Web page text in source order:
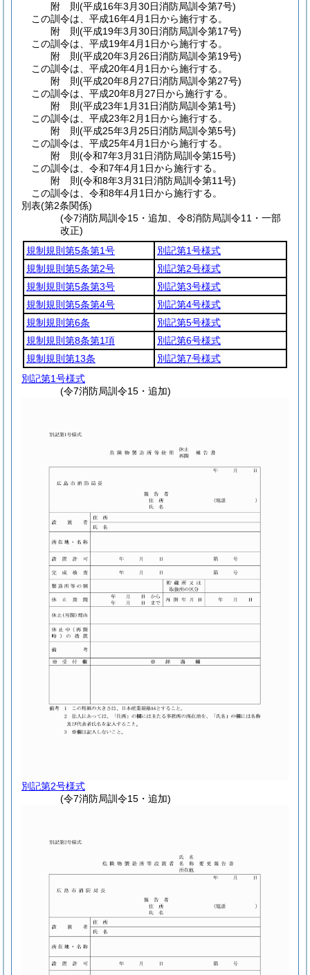
附 則(平成16年3月30日消防局訓令第7号)
この訓令は、平成16年4月1日から施行する。
附 則(平成19年3月30日消防局訓令第17号)
この訓令は、平成19年4月1日から施行する。
附 則(平成20年3月26日消防局訓令第19号)
この訓令は、平成20年4月1日から施行する。
附 則(平成20年8月27日消防局訓令第27号)
この訓令は、平成20年8月27日から施行する。
附 則(平成23年1月31日消防局訓令第1号)
この訓令は、平成23年2月1日から施行する。
附 則(平成25年3月25日消防局訓令第5号)
この訓令は、平成25年4月1日から施行する。
附 則(令和7年3月31日消防局訓令第15号)
この訓令は、令和7年4月1日から施行する。
附 則(令和8年3月31日消防局訓令第11号)
この訓令は、令和8年4月1日から施行する。
別表(第2条関係)
(令7消防局訓令15・追加、令8消防局訓令11・一部
改正)
規制規則第5条第1号
別記第1号様式
規制規則第5条第2号
別記第2号様式
規制規則第5条第3号
別記第3号様式
規制規則第5条第4号
別記第4号様式
規制規則第6条
別記第5号様式
規制規則第8条第1項
別記第6号様式
規制規則第13条
別記第7号様式
別記第1号様式
(令7消防局訓令15・追加)
別記第2号様式
(令7消防局訓令15・追加)